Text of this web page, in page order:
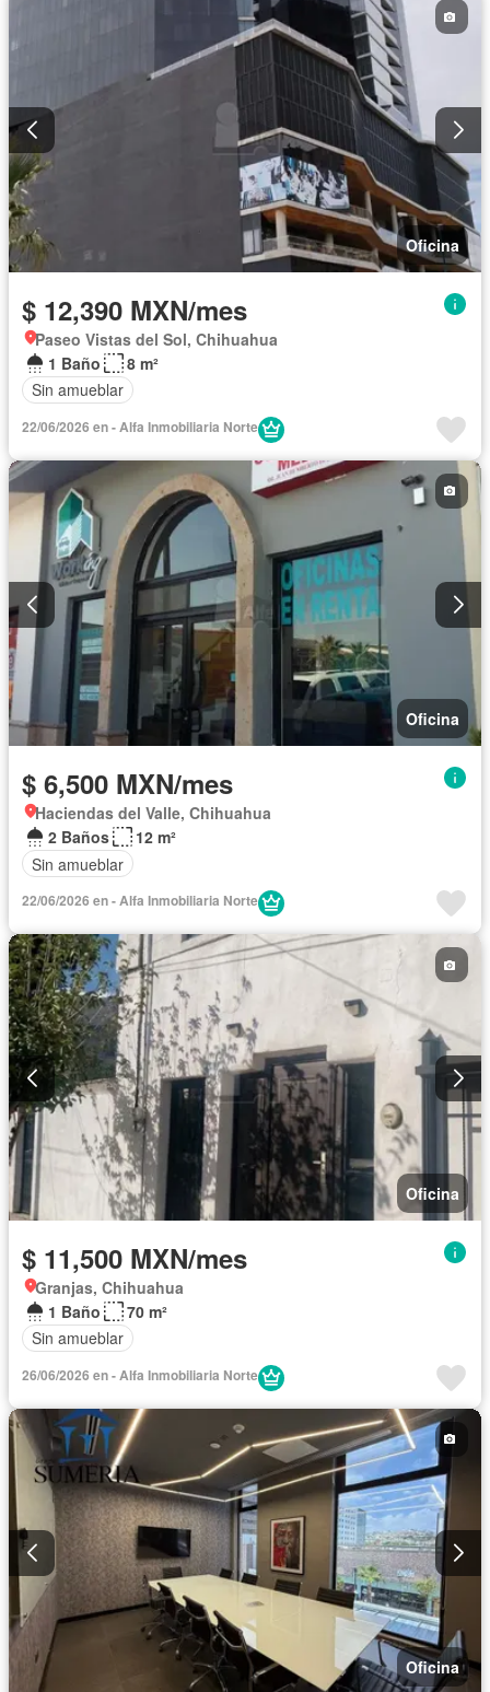
Oficina
$ 12,390 MXN/mes
Paseo Vistas del Sol, Chihuahua
1 Baño
8 m²
Sin amueblar
22/06/2026 en - Alfa Inmobiliaria Norte
Oficina
$ 6,500 MXN/mes
Haciendas del Valle, Chihuahua
2 Baños
12 m²
Sin amueblar
22/06/2026 en - Alfa Inmobiliaria Norte
Oficina
$ 11,500 MXN/mes
Granjas, Chihuahua
1 Baño
70 m²
Sin amueblar
26/06/2026 en - Alfa Inmobiliaria Norte
Oficina